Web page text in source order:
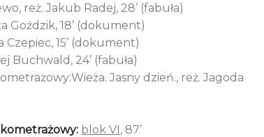
reż. Jakub Radej, 28’ (fabuła)
Goździk, 18’ (dokument)
Czepiec, 15’ (dokument)
Buchwald, 24’ (fabuła)
Jasny dzień., reż. Jagoda
blok VI, 87’